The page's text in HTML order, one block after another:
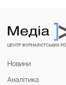
Новини
Аналітика